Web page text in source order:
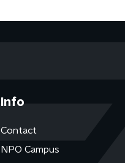
Info
Contact
NPO Campus